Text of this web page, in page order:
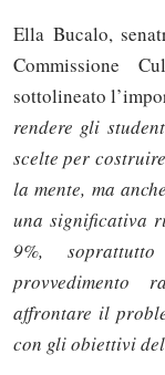
Ella Bucalo,
Commissione
sottolineato
rendere gli
scelte per
la mente, ma
una significativa
9%,
provvedimento
affrontare il
con gli obiettivi del
Solo gli